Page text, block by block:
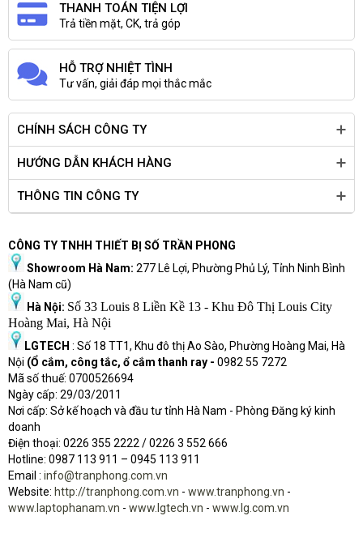
Mainboard Asus ROG STRIX B660-I GAMING WIFI DDR5
bao gồm các tùy chọn làm mát toàn diện, có thể định cấu
hình bằng Fan Xpert 4 trong Armoury Crate hoặc UEFI
Đầu cắm quạt CPU: Một cặp đầu cắm quạt
chuyên dụng PWM/ DC cho bộ làm mát CPU
Đầu cắm quạt bơm AIO: một đầu cắm chuyên
kín
Tản nhiệt M.2: Giữ SSD M.2 ở nhiệt độ tối ưu để
có hiệu suất và độ tin cậy nhất quán
Đầu cắm quạt 4 chân PWM/ DC: Mỗi đầu cắm hỗ
trợ phát hiện quạt PWM/ DC.
Chống ồn AI hai chiều
THANH TOÁN TIỆN LỢI
Trả tiền mặt, CK, trả góp
HỖ TRỢ NHIỆT TÌNH
Tư vấn, giải đáp mọi thắc mắc
CHÍNH SÁCH CÔNG TY
HƯỚNG DẪN KHÁCH HÀNG
THÔNG TIN CÔNG TY
CÔNG TY TNHH THIẾT BỊ SỐ TRẦN PHONG
Showroom Hà Nam: 277 Lê Lợi, Phường Phủ Lý, Tỉnh Ninh Bình
(Hà Nam cũ)
Hà Nội: Số 33 Louis 8 Liền Kề 13 - Khu Đô Thị Louis City
Hoàng Mai, Hà Nội
LGTECH : Số 18 TT1, Khu đô thị Ao Sào, Phường Hoàng Mai, Hà
Nội (Ổ cắm, công tắc, ổ cắm thanh ray - 0982 55 7272
Mã số thuế: 0700526694
Ngày cấp: 29/03/2011
Nơi cấp: Sở kế hoạch và đầu tư tỉnh Hà Nam - Phòng Đăng ký kinh
doanh
Điện thoại: 0226 355 2222 / 0226 3 552 666
Hotine: 0987 113 911 – 0945 113 911
Email : info@tranphong.com.vn
Website: http://tranphong.com.vn - www.tranphong.vn -
www.laptophanam.vn - www.lgtech.vn - www.lg.com.vn